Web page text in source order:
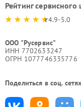
Рейтинг сервисного
4.9-5.0
ООО "Русервис"
ИНН 7702633247
ОГРН 1077746335776
Поделиться в соц.